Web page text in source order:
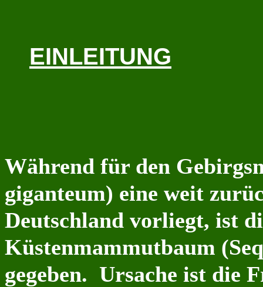
EINLEITUNG
Während für den
giganteum) eine weit
Deutschland vorliegt, ist
Küstenmammutbaum
gegeben. Ursache ist die